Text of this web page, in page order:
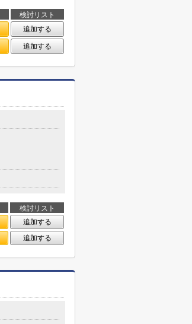
検討リスト
追加する
追加する
検討リスト
追加する
追加する